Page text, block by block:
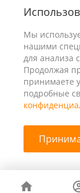
Мы
нашими
для анализа
Продолжая
принимаете
подробные
© 2026 ООО